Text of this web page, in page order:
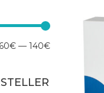
Min.
Max.
60€ — 140€